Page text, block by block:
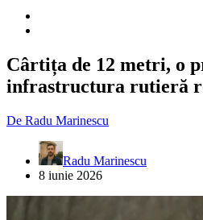
Cârtița de 12 metri, o
infrastructura rutieră
De Radu Marinescu
Radu Marinescu
8 iunie 2026